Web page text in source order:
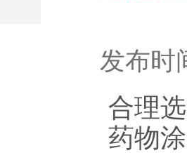
发布时
合理
药物